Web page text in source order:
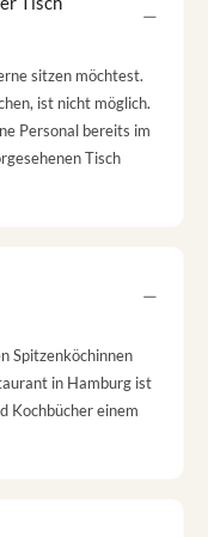
sitzen möchtest.
ist nicht möglich.
Personal bereits im
Tisch
Spitzenköchinnen
in Hamburg ist
Kochbücher einem